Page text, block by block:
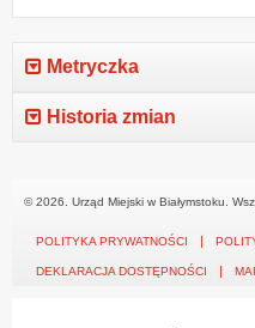
Metryczka
Historia zmian
© 2026. Urząd Miejski w Białymstoku.
POLITYKA PRYWATNOŚCI
DEKLARACJA DOSTĘPNOŚCI